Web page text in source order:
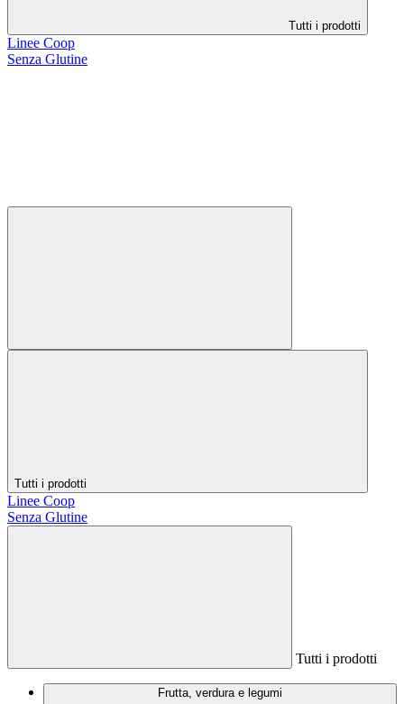
Tutti i prodotti
Linee Coop
Senza Glutine
Tutti i prodotti
Linee Coop
Senza Glutine
Tutti i prodotti
Frutta, verdura e legumi